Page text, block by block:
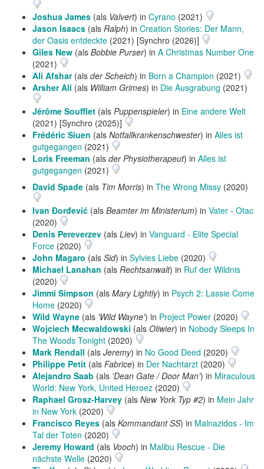
Joshua James (als Valvert) in Cyrano (2021)
Jason Isaacs (als Ralph) in Creation Stories: Der Mann,
der Oasis entdeckte (2021) [Synchro (2026)]
Giles New (als Bobbie Purser) in A Christmas Number One
(2021)
Ali Afshar(als der Scheich) in Born a Champion (2021)
Arsher Ali (als William Grimes) in Die Ausgrabung (2021)
Jérôme Soufflet (als Puppenspieler) in Eine andere Welt
(2021) [Synchro (2025)]
Frédéric Siuen (als Notfallkrankenschwester) in Alles ist
gutgegangen (2021)
Loris Freeman (als der Physiotherapeut) in Alles ist
gutgegangen (2021)
David Spade (als Tim Morris) in The Wrong Missy (2020)
Ivan Đorđević (als Beamter im Ministerium) in Vater - Otac
(2020)
Denis Pereverzev (als Liev) in Vanguard - Elite Special
Force (2020)
John Magaro (als Sid) in Sylvies Liebe (2020)
Michael Lanahan (als Rechtsanwalt) in Ruf der Wildnis
(2020)
Jimmi Simpson (als Mary Lightly) in Psych 2: Lassie Come
Home (2020)
Wild Wayne (als 'Wild Wayne') in Project Power (2020)
Wojciech Mecwaldowski (als Oliwier) in Nobody Sleeps In
The Woods Tonight (2020)
Mark Rendall (als Jeremy) in No Good Deed (2020)
Philippe Petit (als Fabrice) in Der Nachtarzt (2020)
Alejandro Saab (als 'Dean Gate / Door Man') in Miraculous
World: New York, United Heroez (2020)
Raphael Grosz-Harvey (als New York Typ #2) in Mein Jahr
in New York (2020)
Francisco Reyes (als Kommandant SS) in Malnazidos - Im
Tal der Toten (2020)
Jeremy Howard (als Vooch) in Malibu Rescue - Die
nächste Welle (2020)